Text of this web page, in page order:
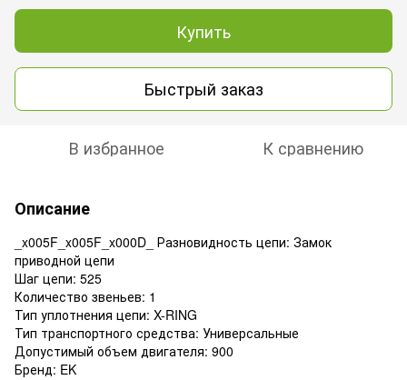
Купить
Быстрый заказ
В избранное К сравнению
Описание
_x005F_x005F_x000D_ Разновидность цепи: Замок
приводной цепи
Шаг цепи: 525
Количество звеньев: 1
Тип уплотнения цепи: X-RING
Тип транспортного средства: Универсальные
Допустимый объем двигателя: 900
Бренд: EK